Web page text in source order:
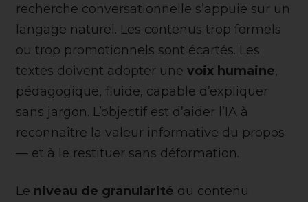
recherche conversationnelle s’appuie sur un
langage naturel. Les contenus trop formels
ou trop promotionnels sont écartés. Les
textes doivent adopter unevoix humaine,
pédagogique, fluide, capable d’expliquer
sans jargon. L’objectif est d’aider l’IA à
reconnaître la valeur informative du propos
— et à le restituer sans déformation.
Le niveau de granularité du contenu